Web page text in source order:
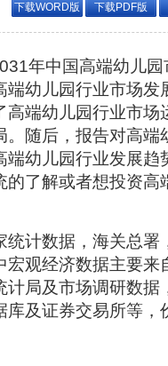
下载WORD版 下载PDF版
年中国高端幼儿
幼儿园行业市场发
端幼儿园行业市场
随后，报告对高端
幼儿园行业发展趋
了解或者想投资高
计数据，海关总署
观经济数据主要来
局及市场调研数据
及证券交易所等，